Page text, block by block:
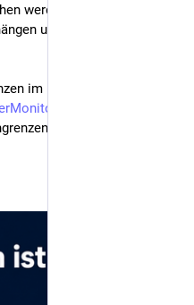
werden braun,
und Böden trocknen
im Boden tatsächlich
Gebiete sichtbar.